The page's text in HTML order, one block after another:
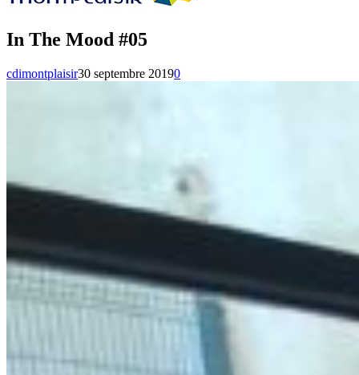
In The Mood #05
cdimontplaisir30 septembre 20190